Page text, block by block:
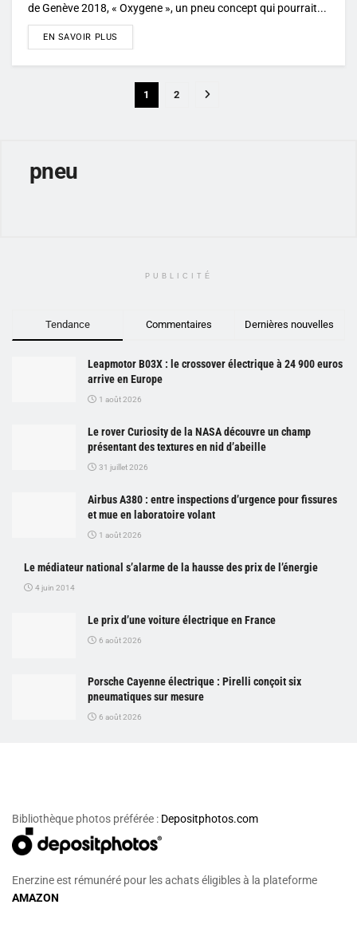
de Genève 2018, « Oxygene », un pneu concept qui pourrait...
EN SAVOIR PLUS
1 2
pneu
PUBLICITÉ
Tendance Commentaires Dernières nouvelles
Leapmotor B03X : le crossover électrique à 24 900 euros
arrive en Europe
1 août 2026
Le rover Curiosity de la NASA découvre un champ
présentant des textures en nid d’abeille
31 juillet 2026
Airbus A380 : entre inspections d’urgence pour fissures
et mue en laboratoire volant
1 août 2026
Le médiateur national s’alarme de la hausse des prix de l’énergie
4 juin 2014
Le prix d’une voiture électrique en France
6 août 2026
Porsche Cayenne électrique : Pirelli conçoit six
pneumatiques sur mesure
6 août 2026
Bibliothèque photos préférée : Depositphotos.com
Enerzine est rémunéré pour les achats éligibles à la plateforme
AMAZON